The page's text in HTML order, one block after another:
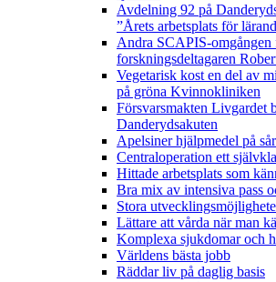
Avdelning 92 på
”Årets arbetsplats för
Andra SCAPIS-omgången
forskningsdeltagaren
Vegetarisk kost en del av
på gröna Kvinnokliniken
Försvarsmakten Livgardet
Danderydsakuten
Apelsiner hjälpmedel på
Centraloperation ett
Hittade arbetsplats som
Bra mix av intensiva pass
Stora
Lättare att vårda när man
Komplexa sjukdomar och
Världens bästa jobb
Räddar liv på daglig basis